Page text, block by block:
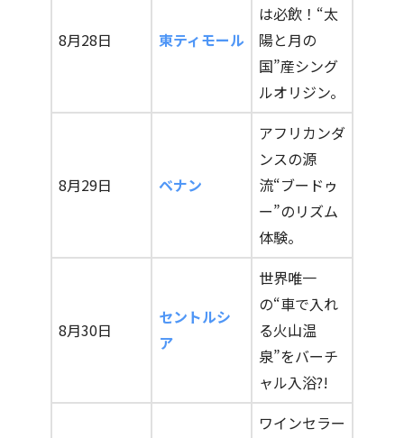
8月28日 東ティモール
は必飲！“太
陽と月の
国”産シング
ルオリジン。
8月29日 ベナン
アフリカンダ
ンスの源
流“ブードゥ
ー”のリズム
体験。
8月30日
セントルシ
ア
世界唯一
の“車で入れ
る火山温
泉”をバーチ
ャル入浴?!
ワインセラー